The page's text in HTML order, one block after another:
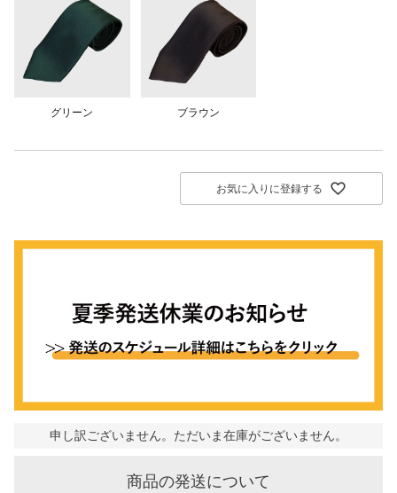
グリーン ブラウン
お気に入りに登録する
申し訳ございません。ただいま在庫がございません。
商品の発送について